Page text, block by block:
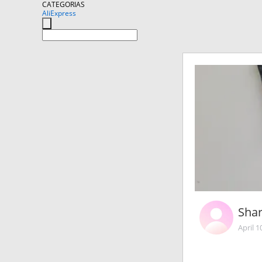
CATEGORIAS
AliExpress
April